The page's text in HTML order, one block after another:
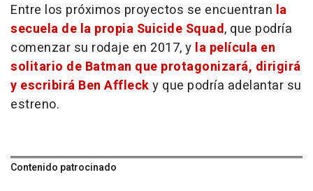
Entre los próximos proyectos se encuentran la
secuela de la propia Suicide Squad, que podría
comenzar su rodaje en 2017, y la película en
solitario de Batman que protagonizará, dirigirá
y escribirá Ben Afflecky que podría adelantar su
estreno.
Contenido patrocinado